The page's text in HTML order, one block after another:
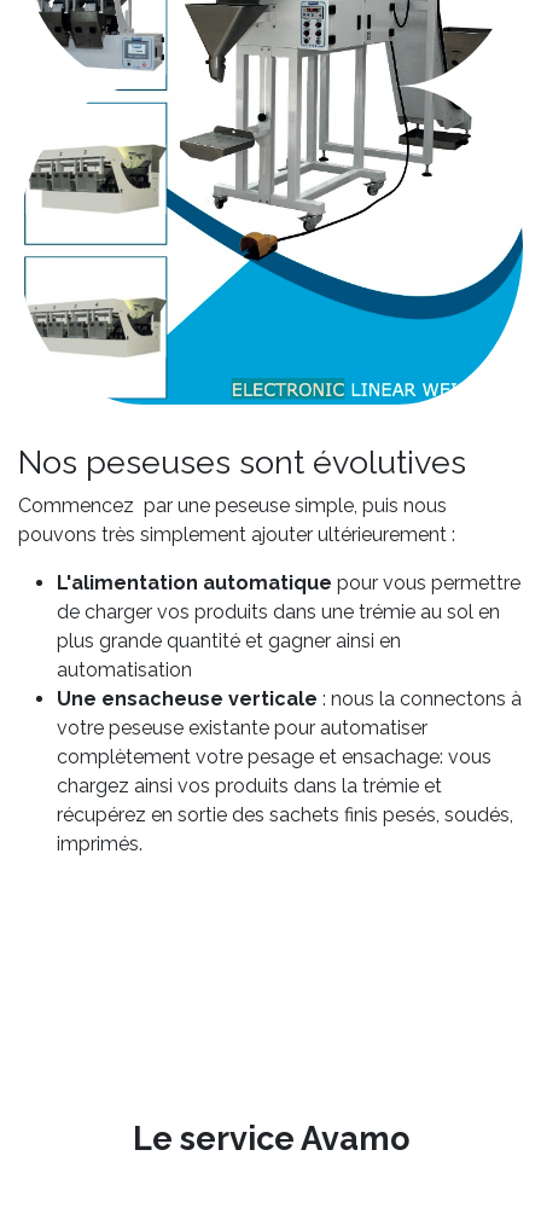
Nos peseuses sont évolutives
Commencez par une peseuse simple, puis nous
pouvons très simplement ajouter ultérieurement :
L'alimentation automatique pour vous permettre
de charger vos produits dans une trémie au sol en
plus grande quantité et gagner ainsi en
automatisation
Une ensacheuse verticale : nous la connectons à
votre peseuse existante pour automatiser
complètement votre pesage et ensachage: vous
chargez ainsi vos produits dans la trémie et
récupérez en sortie des sachets finis pesés, soudés,
imprimés.
Le service Avamo